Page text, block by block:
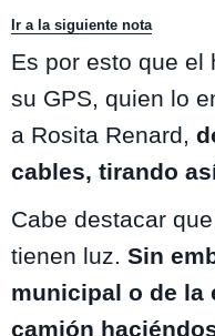
Ir a la siguiente nota
Es por esto que el
su GPS, quien lo
a Rosita Renard,
cables, tirando
Cabe destacar
tienen luz. Sin
municipal o de la
camión